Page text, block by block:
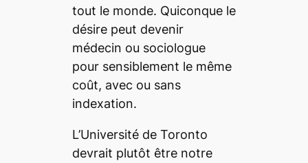
tout le monde. Quiconque le
désire peut devenir
médecin ou sociologue
pour sensiblement le même
coût, avec ou sans
indexation.
L’Université de Toronto
devrait plutôt être notre